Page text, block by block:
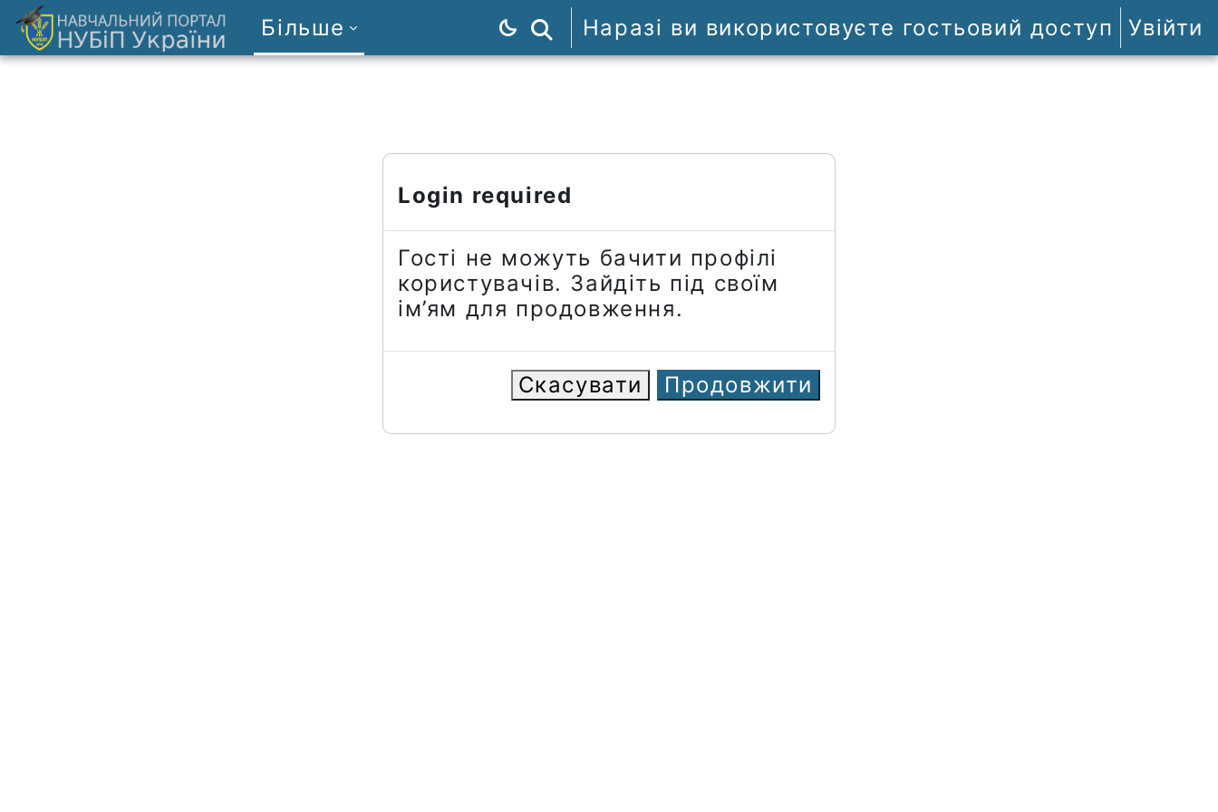
Перейти до головного вмісту
Більше Пошук курсів
Наразі ви використовуєте гостьовий доступ Увійти
Login required
Гості не можуть бачити профілі
користувачів. Зайдіть під своїм
ім’ям для продовження.
Скасувати Продовжити